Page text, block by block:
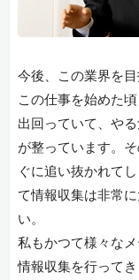
今後、この業界を
この仕事を始めた
出回っていて、や
が整っています。
ぐに追い抜かれて
て情報収集は非常
い。
私もかつて様々な
情報収集を行って